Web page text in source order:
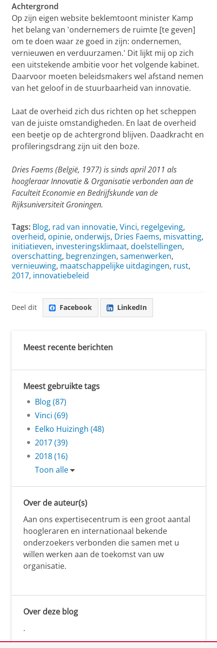
Achtergrond
Op zijn eigen website beklemtoont minister Kamp
het belang van 'ondernemers de ruimte [te geven]
om te doen waar ze goed in zijn: ondernemen,
vernieuwen en verduurzamen.' Dit lijkt mij op zich
een uitstekende ambitie voor het volgende kabinet.
Daarvoor moeten beleidsmakers wel afstand nemen
van het geloof in de stuurbaarheid van innovatie.
Laat de overheid zich dus richten op het scheppen
van de juiste omstandigheden. En laat de overheid
een beetje op de achtergrond blijven. Daadkracht en
profileringsdrang zijn uit den boze.
Dries Faems (België, 1977) is sinds april 2011 als
hoogleraar Innovatie & Organisatie verbonden aan de
Faculteit Economie en Bedrijfskunde van de
Rijksuniversiteit Groningen.
Tags: Blog, rad van innovatie, Vinci, regelgeving,
overheid, opinie, onderwijs, Dries Faems, misvatting,
initiatieven, investeringsklimaat, doelstellingen,
overschatting, begrenzingen, samenwerken,
vernieuwing, maatschappelijke uitdagingen, rust,
2017, innovatiebeleid
Deel dit Facebook LinkedIn
Meest recente berichten
Meest gebruikte tags
Blog (87)
Vinci (69)
Eelko Huizingh (48)
2017 (39)
2018 (16)
Toon alle
Over de auteur(s)
Aan ons expertisecentrum is een groot aantal
hoogleraren en internationaal bekende
onderzoekers verbonden die samen met u
willen werken aan de toekomst van uw
organisatie.
Over deze blog
.